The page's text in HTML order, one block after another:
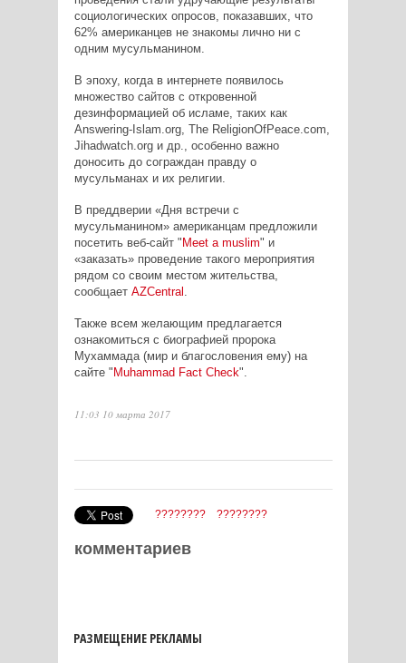
социологических опросов, показавших, что
62% американцев не знакомы лично ни с
одним мусульманином.
В эпоху, когда в интернете появилось
множество сайтов с откровенной
дезинформацией об исламе, таких как
Answering-Islam org, The ReligionOfPeace. com
Jihadwatch. orgи др., особенно важно
доносить до сограждан правду о
мусульманах и их религии.
В преддверии «Дня встречи с
мусульманином» американцам предложили
посетить веб-сайт "Meet a muslim" и
«заказать» проведение такого мероприятия
рядом со своим местом жительства,
сообщает AZCentral
Также всем желающим предлагается
ознакомиться с биографией пророка
Мухаммада (мир и благословения ему) на
сайте "Muhammad Fact Check"
11:03 10 марта 2017
???????? ????????
комментариев
РАЗМЕЩЕНИЕ РЕКЛАМЫ